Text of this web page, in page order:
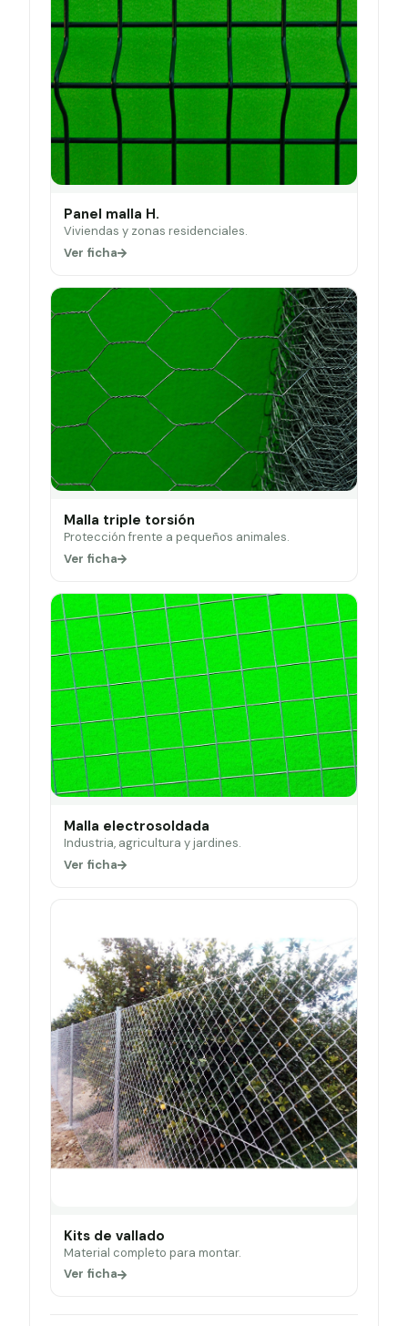
Panel malla H.
Viviendas y zonas residenciales.
Ver ficha
Malla triple torsión
Protección frente a pequeños animales.
Ver ficha
Malla electrosoldada
Industria, agricultura y jardines.
Ver ficha
Kits de vallado
Material completo para montar.
Ver ficha